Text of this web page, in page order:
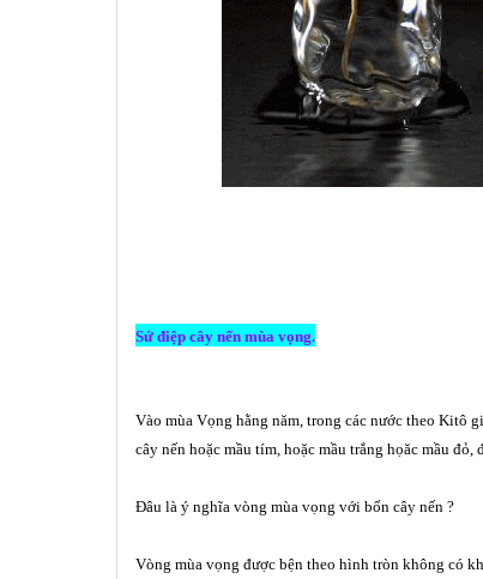
Sứ điệp cây nến mùa vọng.
Vào mùa Vọng hằng năm, trong các nước theo Kitô
cây nến hoặc mầu tím, hoặc mầu trắng họăc mầu
Đâu là ý nghĩa vòng mùa vọng với bốn cây nến ?
Vòng mùa vọng được bện theo hình tròn không có